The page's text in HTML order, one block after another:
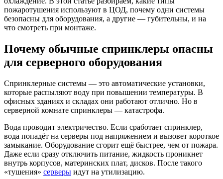
пожаротушения используют в ЦОД, почему одни системы
безопасны для оборудования, а другие — губительны, и на
что смотреть при монтаже.
Почему обычные спринклеры опасны
для серверного оборудования
Спринклерные системы — это автоматические установки,
которые распыляют воду при повышении температуры. В
офисных зданиях и складах они работают отлично. Но в
серверной комнате спринклеры — катастрофа.
Вода проводит электричество. Если сработает спринклер,
вода попадёт на серверы под напряжением и вызовет короткое
замыкание. Оборудование сгорит ещё быстрее, чем от пожара.
Даже если сразу отключить питание, жидкость проникнет
внутрь корпусов, материнских плат, дисков. После такого
«тушения» серверы идут на утилизацию.